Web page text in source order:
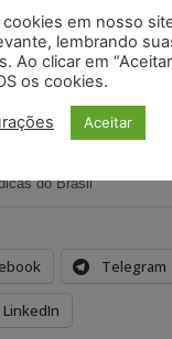
News
do Brasil
Telegram
LinkedIn
cookies em nosso
lembrando
Ao clicar em
os cookies.
Aceitar